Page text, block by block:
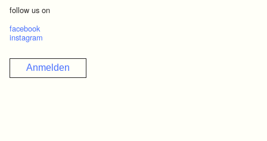
follow us on
facebook
instagram
Anmelden